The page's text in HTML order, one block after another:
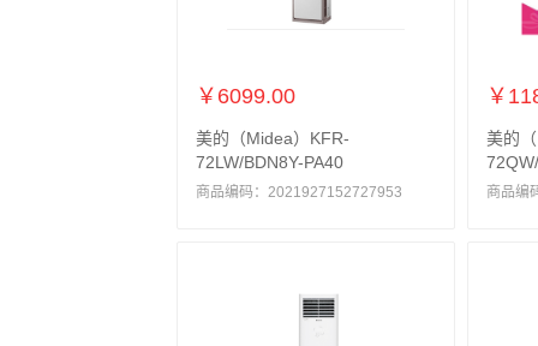
￥6099.00
美的（Midea）KFR-
72LW/BDN8Y-PA40
商品编码：2021927152727953
￥
美的
商品编